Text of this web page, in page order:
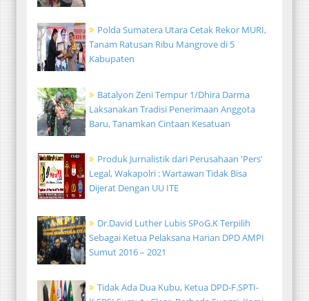
Polda Sumatera Utara Cetak Rekor MURI,
Tanam Ratusan Ribu Mangrove di 5
Kabupaten
Batalyon Zeni Tempur 1/Dhira Darma
Laksanakan Tradisi Penerimaan Anggota
Baru, Tanamkan Cintaan Kesatuan
Produk Jurnalistik dari Perusahaan 'Pers'
Legal, Wakapolri : Wartawan Tidak Bisa
Dijerat Dengan UU ITE
Dr.David Luther Lubis SPoG.K Terpilih
Sebagai Ketua Pelaksana Harian DPD AMPI
Sumut 2016 – 2021
Tidak Ada Dua Kubu, Ketua DPD-F.SPTI-